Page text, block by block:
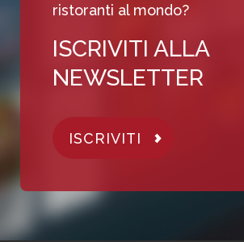
ristoranti al mondo?
ISCRIVITI ALLA
NEWSLETTER
ISCRIVITI